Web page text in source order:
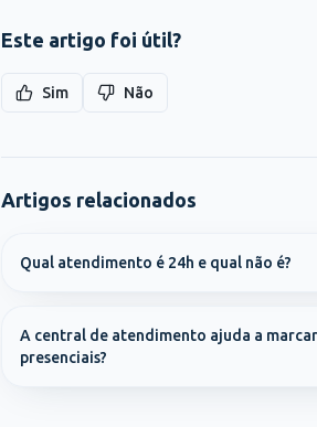
Este artigo foi útil?
Sim Não
Artigos relacionados
Qual atendimento é 24h e qual não é?
A central de atendimento ajuda a
presenciais?